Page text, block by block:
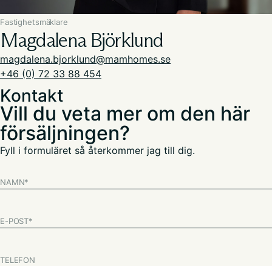
Fastighetsmäklare
​Magdalena Björklund
magdalena.bjorklund@mamhomes.se
+46 (0) 72 33 88 454
Kontakt
Vill du veta mer om den här
försäljningen?
Fyll i formuläret så återkommer jag till dig.
NAMN*
E-POST*
TELEFON